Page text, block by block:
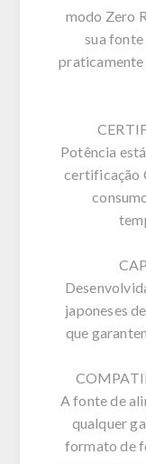
modo Zero
sua fonte
praticamente
Potência
certificação
japoneses
que
A fonte de
qualquer
formato de